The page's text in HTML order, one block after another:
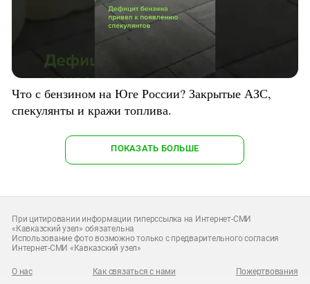
Что с бензином на Юге России? Закрытые АЗС,
спекулянты и кражи топлива.
ПОКАЗАТЬ БОЛЬШЕ
При цитировании информации гиперссылка на Интернет-СМИ
«Кавказский узел» обязательна
Использование фото возможно только с предварительного согласия
Интернет-СМИ «Кавказский узел»
О нас Как связаться с нами Пожертвования